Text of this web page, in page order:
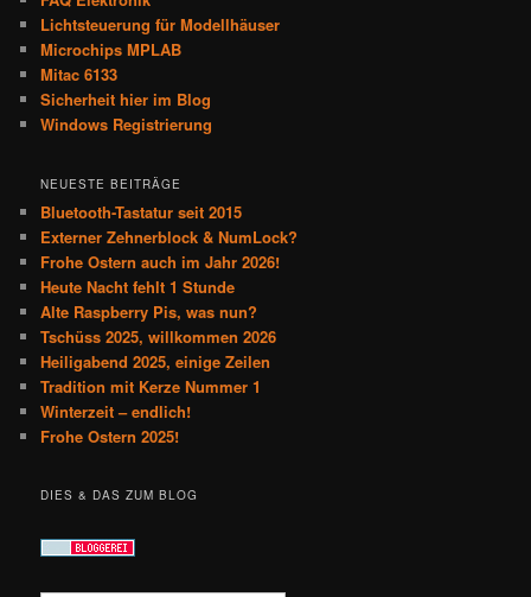
Lichtsteuerung für Modellhäuser
Microchips MPLAB
Mitac 6133
Sicherheit hier im Blog
Windows Registrierung
NEUESTE BEITRÄGE
Bluetooth-Tastatur seit 2015
Externer Zehnerblock & NumLock?
Frohe Ostern auch im Jahr 2026!
Heute Nacht fehlt 1 Stunde
Alte Raspberry Pis, was nun?
Tschüss 2025, willkommen 2026
Heiligabend 2025, einige Zeilen
Tradition mit Kerze Nummer 1
Winterzeit – endlich!
Frohe Ostern 2025!
DIES & DAS ZUM BLOG